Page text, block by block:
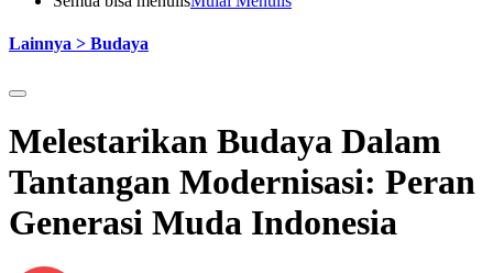
Lainnya > Budaya
Melestarikan Budaya Dalam
Tantangan Modernisasi: Peran
Generasi Muda Indonesia